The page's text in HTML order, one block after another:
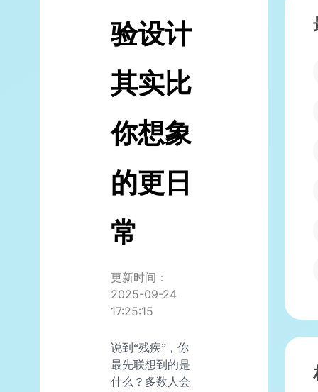
验设计
其实比
你想象
的更日
常
更新时间：
2025-09-24
17:25:15
说到“残疾”，你
最先联想到的是
什么？多数人会